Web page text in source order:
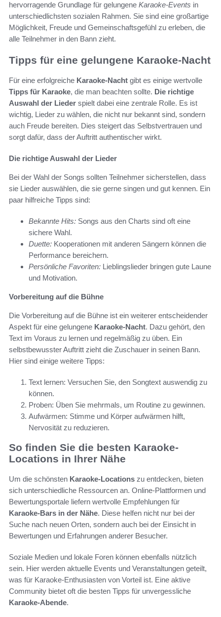
hervorragende Grundlage für gelungene Karaoke-Events in
unterschiedlichsten sozialen Rahmen. Sie sind eine großartige
Möglichkeit, Freude und Gemeinschaftsgefühl zu erleben, die
alle Teilnehmer in den Bann zieht.
Tipps für eine gelungene Karaoke-Nacht
Für eine erfolgreiche Karaoke-Nacht gibt es einige wertvolle
Tipps für Karaoke, die man beachten sollte. Die richtige
Auswahl der Lieder spielt dabei eine zentrale Rolle. Es ist
wichtig, Lieder zu wählen, die nicht nur bekannt sind, sondern
auch Freude bereiten. Dies steigert das Selbstvertrauen und
sorgt dafür, dass der Auftritt authentischer wirkt.
Die richtige Auswahl der Lieder
Bei der Wahl der Songs sollten Teilnehmer sicherstellen, dass
sie Lieder auswählen, die sie gerne singen und gut kennen. Ein
paar hilfreiche Tipps sind:
Bekannte Hits: Songs aus den Charts sind oft eine
sichere Wahl.
Duette: Kooperationen mit anderen Sängern können die
Performance bereichern.
Persönliche Favoriten: Lieblingslieder bringen gute Laune
und Motivation.
Vorbereitung auf die Bühne
Die Vorbereitung auf die Bühne ist ein weiterer entscheidender
Aspekt für eine gelungene Karaoke-Nacht. Dazu gehört, den
Text im Voraus zu lernen und regelmäßig zu üben. Ein
selbstbewusster Auftritt zieht die Zuschauer in seinen Bann.
Hier sind einige weitere Tipps:
Text lernen: Versuchen Sie, den Songtext auswendig zu
können.
Proben: Üben Sie mehrmals, um Routine zu gewinnen.
Aufwärmen: Stimme und Körper aufwärmen hilft,
Nervosität zu reduzieren.
So finden Sie die besten Karaoke-
Locations in Ihrer Nähe
Um die schönsten Karaoke-Locations zu entdecken, bieten
sich unterschiedliche Ressourcen an. Online-Plattformen und
Bewertungsportale liefern wertvolle Empfehlungen für
Karaoke-Bars in der Nähe. Diese helfen nicht nur bei der
Suche nach neuen Orten, sondern auch bei der Einsicht in
Bewertungen und Erfahrungen anderer Besucher.
Soziale Medien und lokale Foren können ebenfalls nützlich
sein. Hier werden aktuelle Events und Veranstaltungen geteilt,
was für Karaoke-Enthusiasten von Vorteil ist. Eine aktive
Community bietet oft die besten Tipps für unvergessliche
Karaoke-Abende.